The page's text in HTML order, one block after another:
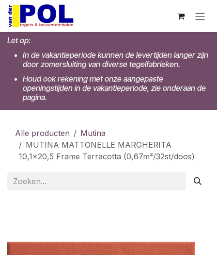
Overslaan naar inhoud
Let op:
In de vakantieperiode kunnen de levertijden langer zijn
door zomersluiting van diverse tegelfabrieken.
Houd ook rekening met onze aangepaste
openingstijden in de vakantieperiode, zie onderaan de
pagina.
Alle producten
Mutina
MUTINA MATTONELLE MARGHERITA
10,1x20,5 Frame Terracotta (0,67m²/32st/doos)